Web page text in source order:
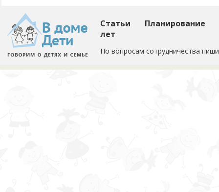
Статьи
Планирование
лет
По вопросам сотрудничества